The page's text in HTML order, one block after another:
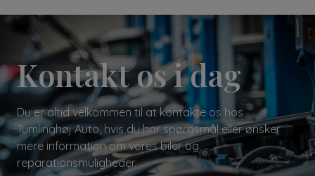
Kontakt os i dag
Du er altid velkommen til at kontakte os hos
Tumlinghøj Auto, hvis du har spørgsmål eller ønsker
mere information om vores biler og
reparationsmuligheder.